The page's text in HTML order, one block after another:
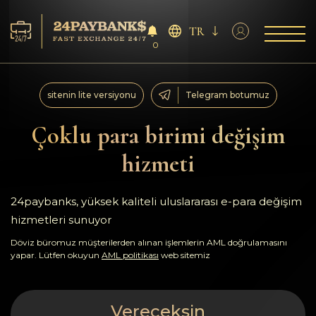
Servisler
Rezervler
Geri bildirimler
Kurallar
0
TR
Çoklu para birimi değişim
hizmeti
sitenin lite versiyonu Telegram botumuz
24paybanks, yüksek kaliteli uluslararası e-para değişim
hizmetleri sunuyor
Döviz büromuz müşterilerden alınan işlemlerin AML doğrulamasını
yapar. Lütfen okuyun AML politikası web sitemiz
Vereceksin